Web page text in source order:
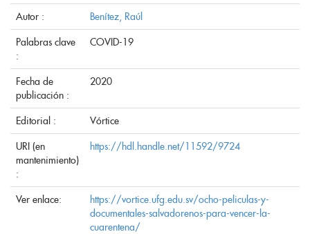
Autor : Benítez, Raúl
Palabras clave
:
COVID-19
Fecha de
publicación :
2020
Editorial : Vórtice
URI (en
mantenimiento)
:
https://hdl.handle.net/11592/9724
Ver enlace:
https://vortice.ufg.edu.sv/ocho-peliculas-y-
documentales-salvadorenos-para-vencer-la-
cuarentena/